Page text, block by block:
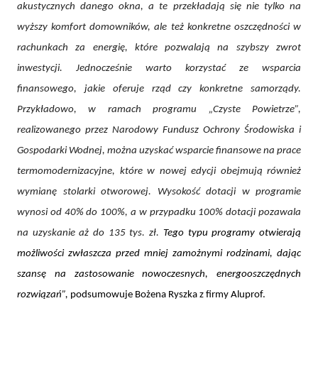
akustycznych danego okna, a te przekładają się nie tylko na
wyższy komfort domowników, ale też konkretne oszczędności w
rachunkach za energię, które pozwalają na szybszy zwrot
inwestycji. Jednocześnie warto korzystać ze wsparcia
finansowego, jakie oferuje rząd czy konkretne samorządy.
Przykładowo, w ramach programu „Czyste Powietrze”,
realizowanego przez Narodowy Fundusz Ochrony Środowiska i
Gospodarki Wodnej, można uzyskać wsparcie finansowe na prace
termomodernizacyjne, które w nowej edycji obejmują również
wymianę stolarki otworowej. Wysokość dotacji w programie
wynosi od 40% do 100%, a w przypadku 100% dotacji pozawala
na uzyskanie aż do 135 tys. zł. Tego typu programy otwierają
możliwości zwłaszcza przed mniej zamożnymi rodzinami, dając
szansę na zastosowanie nowoczesnych, energooszczędnych
rozwiązań”, podsumowuje Bożena Ryszka z firmy Aluprof.